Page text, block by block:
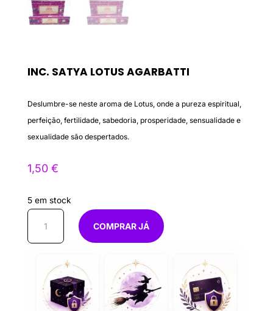
INC. SATYA LOTUS AGARBATTI
Deslumbre-se neste aroma de Lotus, onde a pureza espiritual,
perfeição, fertilidade, sabedoria, prosperidade, sensualidade e
sexualidade são despertados.
1,50 €
5 em stock
Quantidade
Lotus
Agarbatti
COMPRAR JÁ